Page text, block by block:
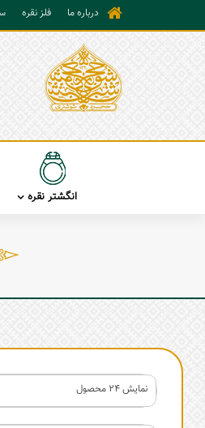
درباره ما فلز نقره
انگشتر نقره
نمایش 24 محصول